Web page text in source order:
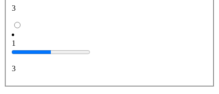
3
1
3